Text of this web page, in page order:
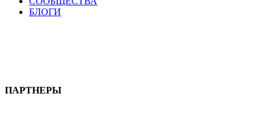
БЛОГИ
ПАРТНЕРЫ